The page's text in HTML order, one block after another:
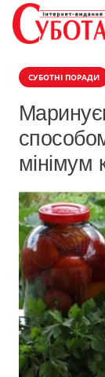
СУБОТНІ ПОРАДИ
мінімум